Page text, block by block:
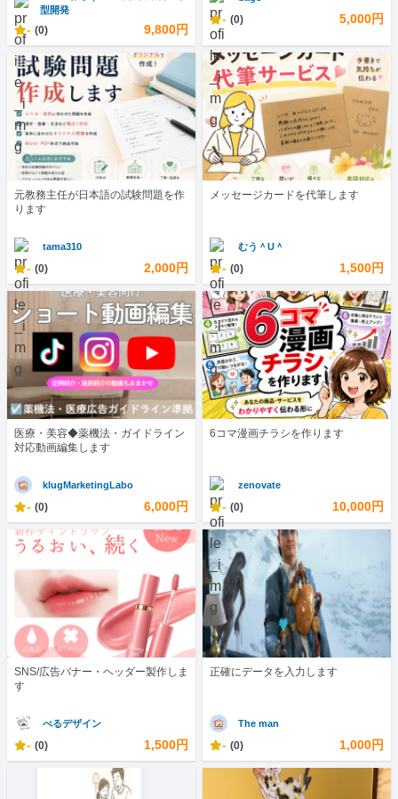
型開発
- (0) 9,800円
- (0) 5,000円
元教務主任が日本語の試験問題を作
ります
tama310
- (0) 2,000円
メッセージカードを代筆します
むう＾U＾
- (0) 1,500円
医療・美容◆薬機法・ガイドライン
対応動画編集します
klugMarketingLabo
- (0) 6,000円
6コマ漫画チラシを作ります
zenovate
- (0) 10,000円
SNS/広告バナー・ヘッダー製作しま
す
べるデザイン
- (0) 1,500円
正確にデータを入力します
The man
- (0) 1,000円